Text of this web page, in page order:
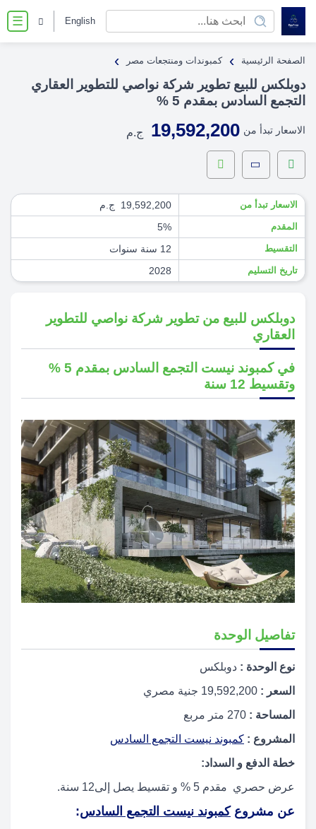
☰ English
الصفحة الرئيسية › كمبوندات ومنتجعات مصر ›
دوبلكس للبيع تطوير شركة نواصي للتطوير العقاري
التجمع السادس بمقدم 5 %
الاسعار تبدأ من 19,592,200 ج.م
الاسعار تبدأ من 19,592,200 ج.م
المقدم 5%
التقسيط 12 سنة سنوات
تاريخ التسليم 2028
دوبلكس للبيع من تطوير شركة نواصي للتطوير
العقاري
في كمبوند نيست التجمع السادس بمقدم 5 %
وتقسيط 12 سنة
تفاصيل الوحدة
نوع الوحدة : دوبلكس
السعر :
جنية مصري
المساحة : 270 متر مربع
المشروع : كمبوند نيست التجمع السادس
خطة الدفع و السداد:
عرض حصري مقدم 5 % و تقسيط يصل إلى12 سنة.
عن مشروعكمبوند نيست التجمع السادس: